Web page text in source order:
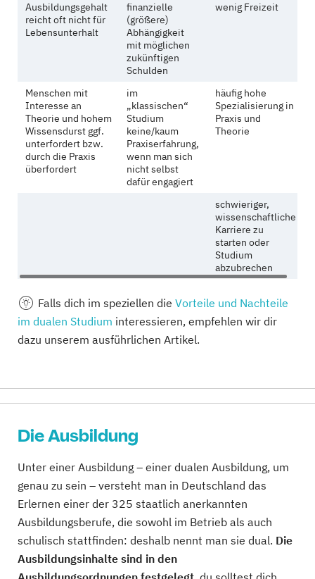
Ausbildungsgehalt
reicht oft nicht für
Lebensunterhalt
finanzielle
(größere)
Abhängigkeit
mit möglichen
zukünftigen
Schulden
wenig Freizeit
Menschen mit
Interesse an
Theorie und hohem
Wissensdurst ggf.
unterfordert bzw.
durch die Praxis
überfordert
im
„klassischen“
Studium
keine/kaum
Praxiserfahrung,
wenn man sich
nicht selbst
dafür engagiert
häufig hohe
Spezialisierung in
Praxis und
Theorie
schwieriger,
wissenschaftliche
Karriere zu
starten oder
Studium
abzubrechen
Falls dich im speziellen die Vorteile und Nachteile
im dualen Studium interessieren, empfehlen wir dir
dazu unserem ausführlichen Artikel.
Die Ausbildung
Unter einer Ausbildung – einer dualen Ausbildung, um
genau zu sein – versteht man in Deutschland das
Erlernen einer der 325 staatlich anerkannten
Ausbildungsberufe, die sowohl im Betrieb als auch
schulisch stattfinden: deshalb nennt man sie dual. Die
Ausbildungsinhalte sind in den